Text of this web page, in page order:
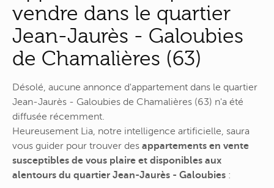
vendre dans le quartier
Jean-Jaurès - Galoubies
de Chamalières (63)
Désolé, aucune annonce d'appartement dans le quartier
Jean-Jaurès - Galoubies de Chamalières (63) n'a été
diffusée récemment.
Heureusement Lia, notre intelligence artificielle, saura
vous guider pour trouver des appartements en vente
susceptibles de vous plaire et disponibles aux
alentours du quartier Jean-Jaurès - Galoubies :